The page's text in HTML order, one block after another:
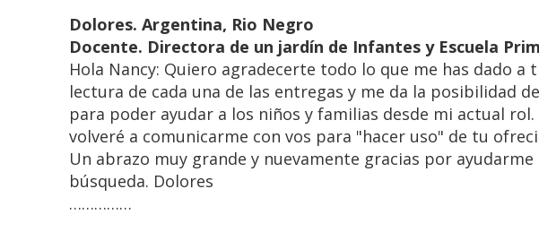
Dolores. Argentina, Rio Negro
Docente. Directora de un jardín de Infantes y Escuela
Hola Nancy: Quiero agradecerte todo lo que me has dado
lectura de cada una de las entregas y me da la posibilidad
para poder ayudar a los niños y familias desde mi actual
volveré a comunicarme con vos para "hacer uso" de tu
Un abrazo muy grande y nuevamente gracias por
búsqueda. Dolores
……………